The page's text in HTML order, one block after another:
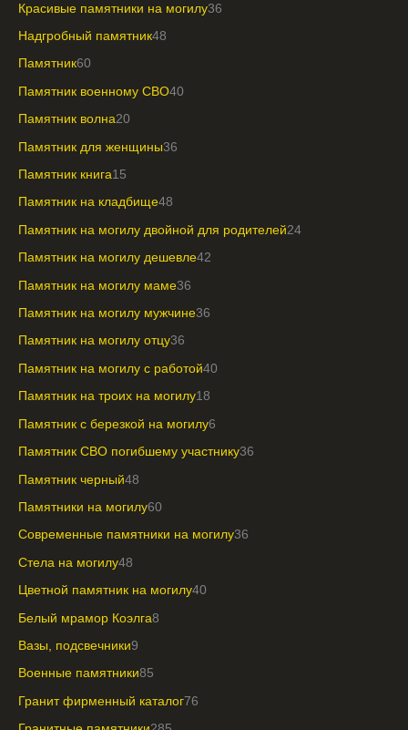
Красивые памятники на могилу36
Надгробный памятник48
Памятник60
Памятник военному СВО40
Памятник волна20
Памятник для женщины36
Памятник книга15
Памятник на кладбище48
Памятник на могилу двойной для родителей24
Памятник на могилу дешевле42
Памятник на могилу маме36
Памятник на могилу мужчине36
Памятник на могилу отцу36
Памятник на могилу с работой40
Памятник на троих на могилу18
Памятник с березкой на могилу6
Памятник СВО погибшему участнику36
Памятник черный48
Памятники на могилу60
Современные памятники на могилу36
Стела на могилу48
Цветной памятник на могилу40
Белый мрамор Коэлга8
Вазы, подсвечники9
Военные памятники85
Гранит фирменный каталог76